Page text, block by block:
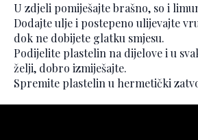
U zdjeli pomiješajte brašno, so i
Dodajte ulje i postepeno ulijevajte
dok ne dobijete glatku smjesu.
Podijelite plastelin na dijelove i u
želji, dobro izmiješajte.
Spremite plastelin u hermetički